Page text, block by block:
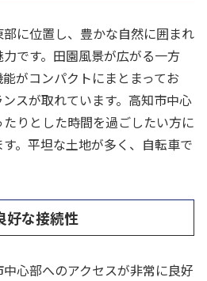
に位置し、豊かな自然に囲まれ
です。田園風景が広がる一方
がコンパクトにまとまってお
スが取れています。高知市中心
りとした時間を過ごしたい方に
。平坦な土地が多く、自転車で
好な接続性
心部へのアクセスが非常に良好